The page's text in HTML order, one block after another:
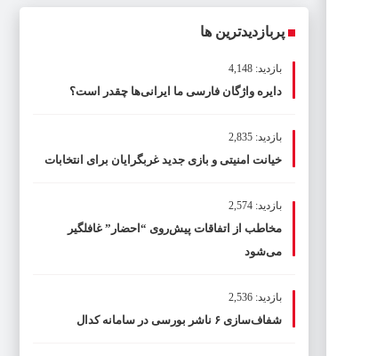
پربازدیدترین ها
بازدید: 4,148
دایره واژگان فارسی ما ایرانی‌ها چقدر است؟
بازدید: 2,835
خیانت امنیتی و بازی جدید غربگرایان برای انتخابات
بازدید: 2,574
مخاطب از اتفاقات پیش‌روی “احضار” غافلگیر
می‌شود
بازدید: 2,536
شفاف‌سازی ۶ ناشر بورسی در سامانه کدال